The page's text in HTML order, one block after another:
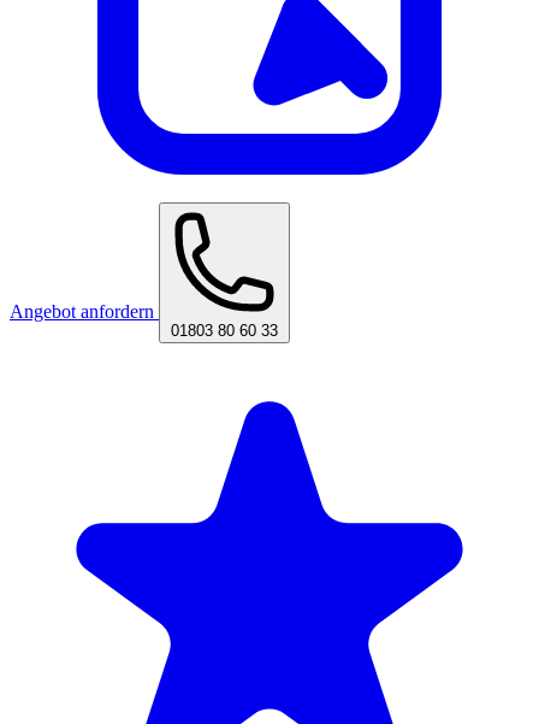
Angebot anfordern
01803 80 60 33